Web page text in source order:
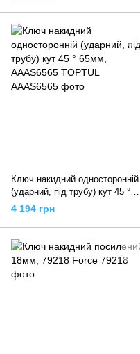
Ключ накидний односторонній
(ударний, під трубу) кут 45 °
65мм, AAAS6565 TOPTUL
4 194 грн